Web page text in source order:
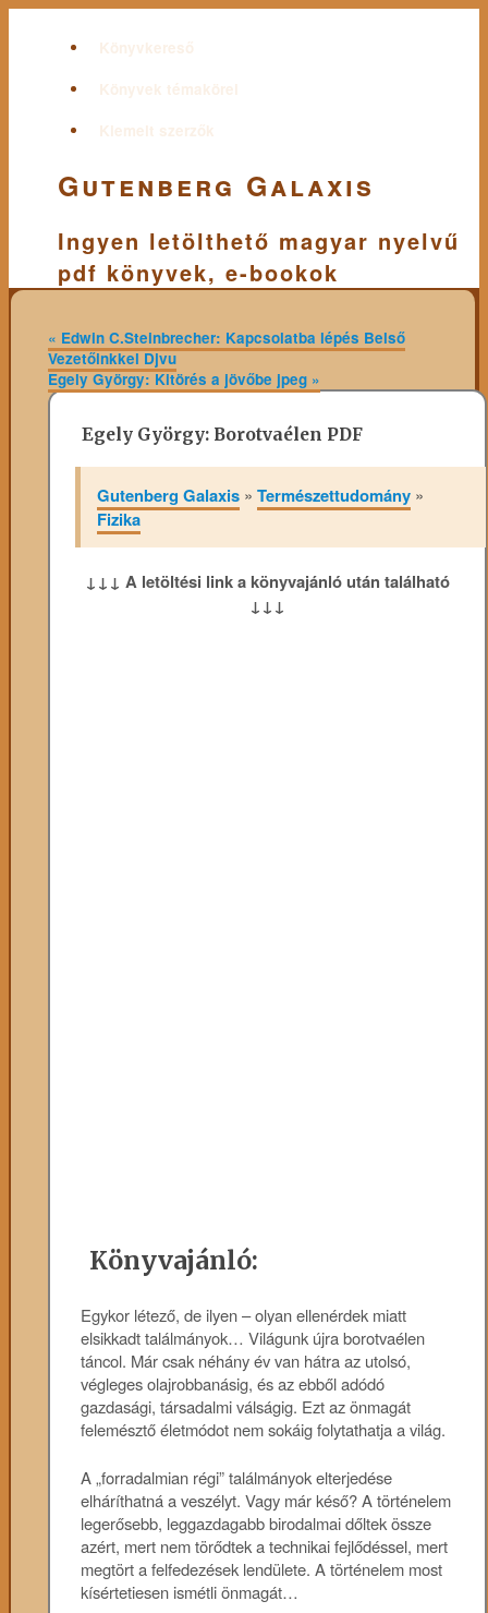
Könyvkereső
Könyvek témakörei
Kiemelt szerzők
Gutenberg Galaxis
Ingyen letölthető magyar nyelvű
pdf könyvek, e-bookok
« Edwin C.Steinbrecher: Kapcsolatba lépés Belső
Vezetőinkkel Djvu
Egely György: Kitörés a jövőbe jpeg »
Egely György: Borotvaélen PDF
Gutenberg Galaxis »Természettudomány »
Fizika
↓↓↓ A letöltési link a könyvajánló után található
↓↓↓
Könyvajánló:
Egykor létező, de ilyen – olyan ellenérdek miatt
elsikkadt találmányok… Világunk újra borotvaélen
táncol. Már csak néhány év van hátra az utolsó,
végleges olajrobbanásig, és az ebből adódó
gazdasági, társadalmi válságig. Ezt az önmagát
felemésztő életmódot nem sokáig folytathatja a világ.
A „forradalmian régi” találmányok elterjedése
elháríthatná a veszélyt. Vagy már késő? A történelem
legerősebb, leggazdagabb birodalmai dőltek össze
azért, mert nem törődtek a technikai fejlődéssel, mert
megtört a felfedezések lendülete. A történelem most
kísértetiesen ismétli önmagát…